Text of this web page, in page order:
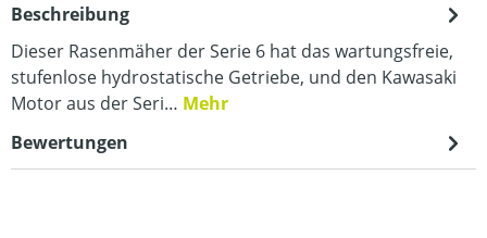
Beschreibung
Dieser Rasenmäher der Serie 6 hat das wartungsfreie,
stufenlose hydrostatische Getriebe, und den Kawasaki
Motor aus der Seri… Mehr
Bewertungen